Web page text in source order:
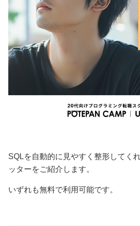
SQLを自動的に見やすく整形してく
ッターをご紹介します。
いずれも無料で利用可能です。